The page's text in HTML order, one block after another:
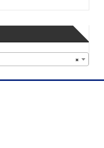
×